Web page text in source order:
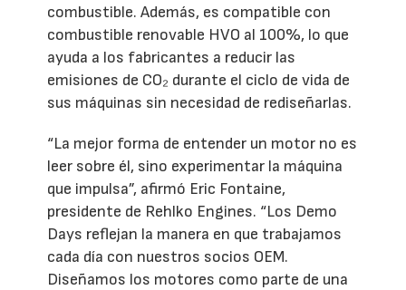
combustible. Además, es compatible con
combustible renovable HVO al 100%, lo que
ayuda a los fabricantes a reducir las
emisiones de CO₂ durante el ciclo de vida de
sus máquinas sin necesidad de rediseñarlas.
“La mejor forma de entender un motor no es
leer sobre él, sino experimentar la máquina
que impulsa”, afirmó Eric Fontaine,
presidente de Rehlko Engines. “Los Demo
Days reflejan la manera en que trabajamos
cada día con nuestros socios OEM.
Diseñamos los motores como parte de una